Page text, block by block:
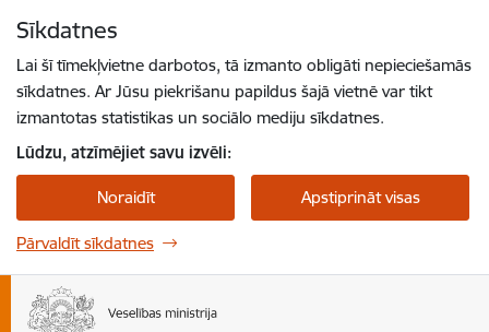
Sīkdatnes
Lai šī tīmekļvietne darbotos, tā izmanto obligāti nepieciešamās
sīkdatnes. Ar Jūsu piekrišanu papildus šajā vietnē var tikt
izmantotas statistikas un sociālo mediju sīkdatnes.
Lūdzu, atzīmējiet savu izvēli:
Noraidīt Apstiprināt visas
Pārvaldīt sīkdatnes